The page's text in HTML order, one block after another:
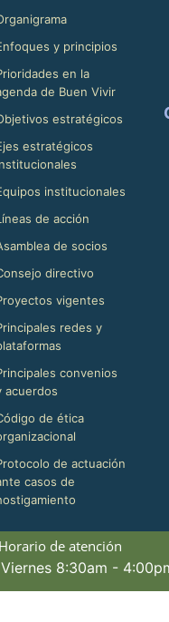
y principios
en la
de Buen Vivir
estratégicos
estratégicos
institucionales
de acción
de socios
directivo
vigentes
redes y
convenios
acuerdos
de ética
de actuación
casos de
Horario de atención
8:30am -